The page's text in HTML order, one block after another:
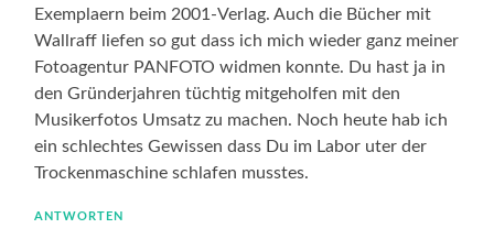
Exemplaern beim 2001-Verlag. Auch die Bücher mit
Wallraff liefen so gut dass ich mich wieder ganz meiner
Fotoagentur PANFOTO widmen konnte. Du hast ja in
den Gründerjahren tüchtig mitgeholfen mit den
Musikerfotos Umsatz zu machen. Noch heute hab ich
ein schlechtes Gewissen dass Du im Labor uter der
Trockenmaschine schlafen musstes.
ANTWORTEN